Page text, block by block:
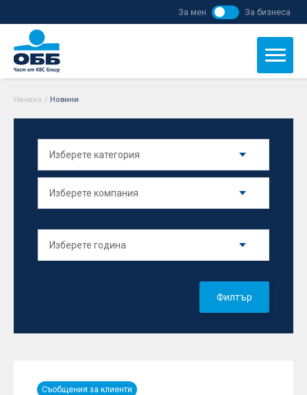
За мен За бизнеса
Начало / Новини
Филтър
Съобщения за клиенти